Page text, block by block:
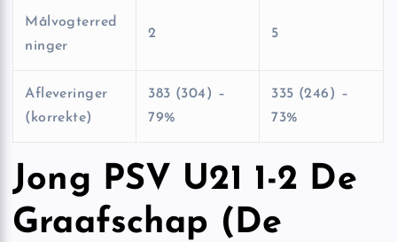
Målvogterred
ninger
2 5
Afleveringer
(korrekte)
383 (304) –
79%
335 (246) –
73%
Jong PSV U21 1-2 De
Graafschap (De